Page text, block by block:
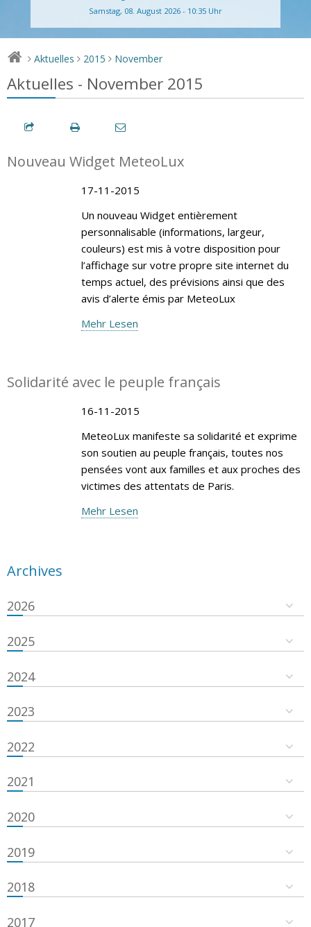
Samstag, 08. August 2026 - 10:35 Uhr
> Aktuelles > 2015 > November
Aktuelles - November 2015
Nouveau Widget MeteoLux
17-11-2015
Un nouveau Widget entièrement
personnalisable (informations, largeur,
couleurs) est mis à votre disposition pour
l’affichage sur votre propre site internet du
temps actuel, des prévisions ainsi que des
avis d’alerte émis par MeteoLux
Mehr Lesen
Solidarité avec le peuple français
16-11-2015
MeteoLux manifeste sa solidarité et exprime
son soutien au peuple français, toutes nos
pensées vont aux familles et aux proches des
victimes des attentats de Paris.
Mehr Lesen
Archives
2026
2025
2024
2023
2022
2021
2020
2019
2018
2017